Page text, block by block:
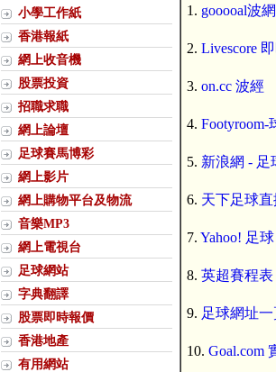
小學工作紙
香港報紙
網上收音機
股票投資
招職求職
網上論壇
足球賽馬博彩
網上影片
網上購物平台及物流
音樂MP3
網上電視台
足球網站
字典翻譯
股票即時報價
香港地產
有用網站
1. gooooal波
2. Livescore
3. on.cc 波經
4. Footyroom-
5. 新浪網 - 足
6. 天下足球直
7. Yahoo! 足球
8. 英超賽程表
9. 足球網址一
10. Goal.com